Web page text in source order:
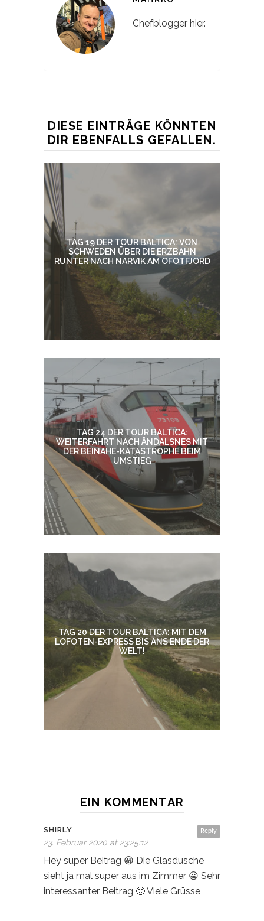
Chefblogger hier.
DIESE EINTRÄGE KÖNNTEN
DIR EBENFALLS GEFALLEN.
TAG 19 DER TOUR BALTICA: VON
SCHWEDEN ÜBER DIE ERZBAHN
RUNTER NACH NARVIK AM OFOTFJORD
TAG 24 DER TOUR BALTICA:
WEITERFAHRT NACH ÅNDALSNES MIT
DER BEINAHE-KATASTROPHE BEIM
UMSTIEG
TAG 20 DER TOUR BALTICA: MIT DEM
LOFOTEN-EXPRESS BIS ANS ENDE DER
WELT!
EIN KOMMENTAR
Reply
SHIRLY
23. Februar 2020 at 23:25:12
Hey super Beitrag 😀 Die Glasdusche
sieht ja mal super aus im Zimmer 😀 Sehr
interessanter Beitrag 🙂 Viele Grüsse